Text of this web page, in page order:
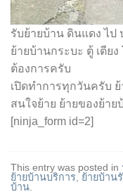
รับย้ายบ้าน ดินแดง ไป
ย้ายบ้านกระบะ ตู้ เตีย
ต้องการครับ
เปิดทำการทุกวันครับ
สนใจย้าย ย้ายของย้า
[ninja_form id=2]
This entry was posted in
ย้ายบ้านบริการ, ย้ายบ้าน
บ้าน.